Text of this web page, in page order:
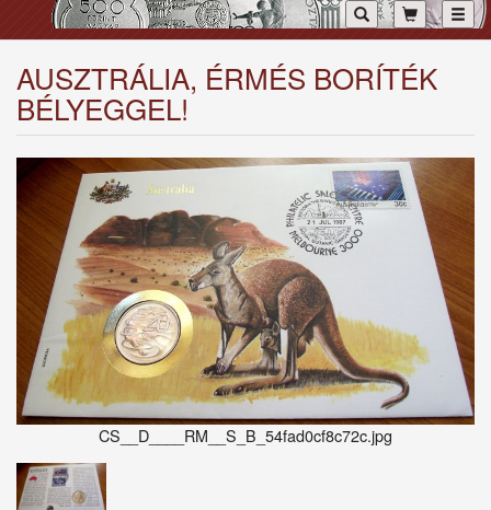
AUSZTRÁLIA, ÉRMÉS BORÍTÉK
BÉLYEGGEL!
CS__D____RM__S_B_54fad0cf8c72c.jpg